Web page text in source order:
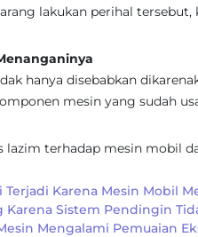
lakukan perihal
hanya disebabkan
mesin yang sudah
lazim terhadap mesin mobil
Terjadi Karena Mesin Mobil
Sistem Pendingin
Mengalami Pemuaian